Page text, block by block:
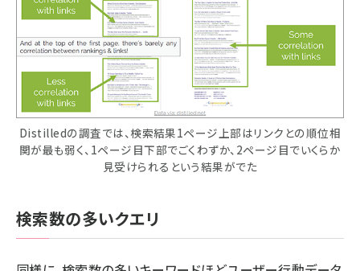
Distilledの調査では、検索結果1ページ上部はリンクとの順位相
関が最も弱く、1ページ目下部でごくわずか、2ページ目でいくらか
見受けられるという結果がでた
検索数の多いクエリ